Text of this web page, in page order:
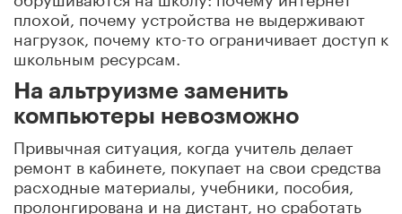
плохой, почему устройства не выдерживают
нагрузок, почему кто-то ограничивает доступ к
школьным ресурсам.
На альтруизме заменить
компьютеры невозможно
Привычная ситуация, когда учитель делает
ремонт в кабинете, покупает на свои средства
расходные материалы, учебники, пособия,
пролонгирована и на дистант, но сработать